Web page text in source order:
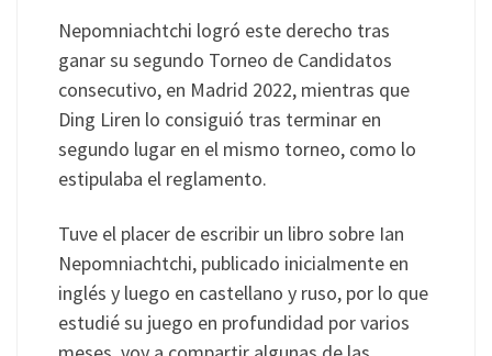
Nepomniachtchi logró este derecho tras
ganar su segundo Torneo de Candidatos
consecutivo, en Madrid 2022, mientras que
Ding Liren lo consiguió tras terminar en
segundo lugar en el mismo torneo, como lo
estipulaba el reglamento.
Tuve el placer de escribir un libro sobre Ian
Nepomniachtchi, publicado inicialmente en
inglés y luego en castellano y ruso, por lo que
estudié su juego en profundidad por varios